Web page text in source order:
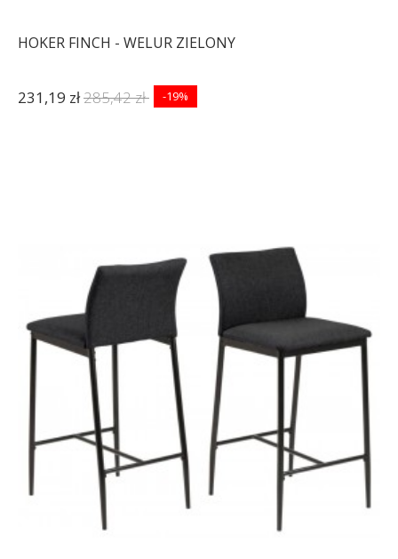
HOKER FINCH - WELUR ZIELONY
231,19 zł285,42 zł -19%